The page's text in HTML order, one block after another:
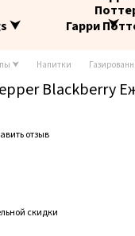
⮟ Гарри
⮟ Напитки
Blackberry
отзыв
скидки